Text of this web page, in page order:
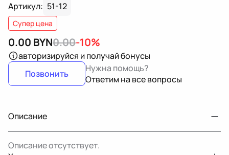
Артикул: 51-12
Супер цена
0.00 BYN0.00-10%
авторизируйся и получай бонусы
Позвонить
Нужна помощь?
Ответим на все вопросы
Описание
Описание отсутствует.